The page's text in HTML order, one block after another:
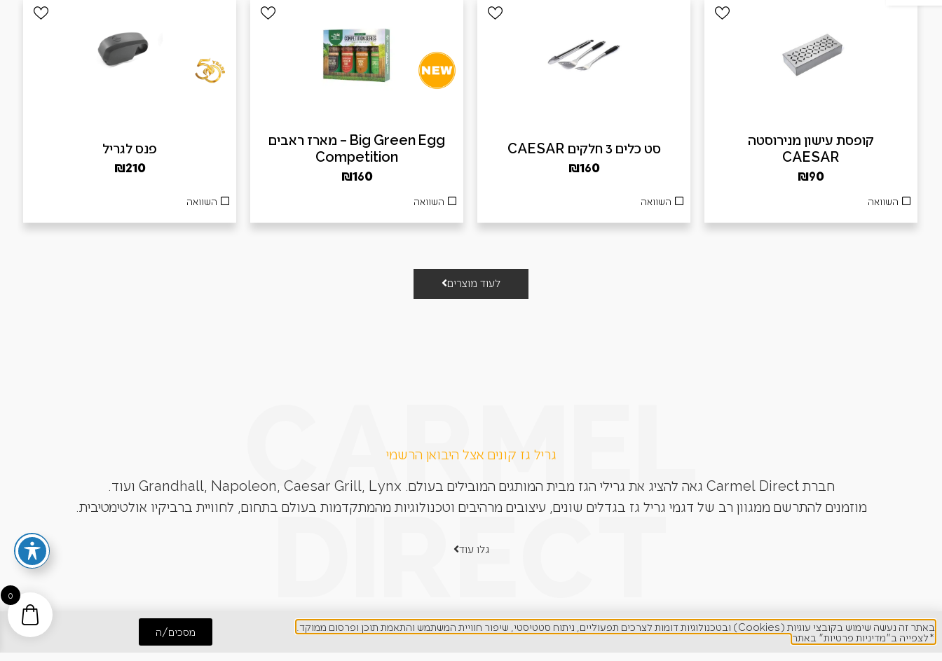
0
קופסת עישון מנירוסטה
CAESAR
₪90
השוואה
סט כלים 3 חלקים CAESAR
₪160
השוואה
Big Green Egg – מארז ראבים
Competition
₪160
השוואה
פנס לגריל
₪210
השוואה
לעוד מוצרים
גריל גז קונים אצל היבואן הרשמי
חברת Carmel Direct גאה להציג את גרילי הגז מבית המותגים המובילים בעולם. Grandhall, Napoleon, Caesar Grill, Lynx ועוד.
מוזמנים להתרשם ממגוון רב של דגמי גריל גז בגדלים שונים, עיצובים מרהיבים וטכנולוגיות מהמתקדמות בעולם בתחום, לחוויית ברביקיו אולטימטיבית.
גלו עוד
באתר זה נעשה שימוש בקובצי עוגיות (Cookies) ובטכנולוגיות דומות לצרכים תפעוליים, ניתוח סטטיסטי, שיפור חוויית המשתמש והתאמת תוכן ופרסום ממוקד.
*לצפייה ב"מדיניות פרטיות" באתר
מסכים/ה